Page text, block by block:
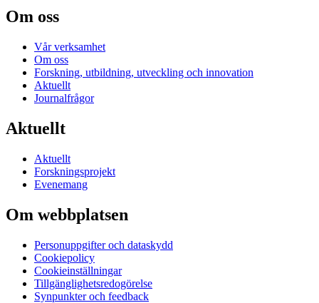
Om oss
Vår verksamhet
Om oss
Forskning, utbildning, utveckling och innovation
Aktuellt
Journalfrågor
Aktuellt
Aktuellt
Forskningsprojekt
Evenemang
Om webbplatsen
Personuppgifter och dataskydd
Cookiepolicy
Cookieinställningar
Tillgänglighetsredogörelse
Synpunkter och feedback